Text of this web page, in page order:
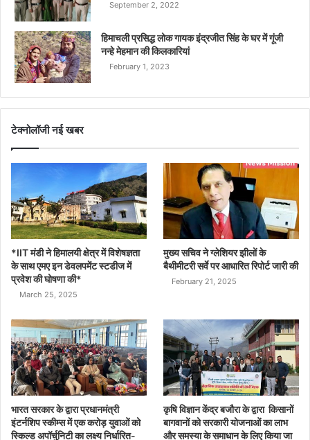
September 2, 2022
हिमाचली प्रसिद्ध लोक गायक इंद्रजीत सिंह के घर में गूंजी
नन्हे मेहमान की किलकारियां
February 1, 2023
टेक्नोलॉजी नई खबर
*IIT मंडी ने हिमालयी क्षेत्र में विशेषज्ञता
के साथ एमए इन डेवलपमेंट स्टडीज में
प्रवेश की घोषणा की*
March 25, 2025
मुख्य सचिव ने ग्लेशियर झीलों के
बैथीमीटरी सर्वे पर आधारित रिपोर्ट जारी की
February 21, 2025
भारत सरकार के द्वारा प्रधानमंत्री
इंटर्नशिप स्कीम्स में एक करोड़ युवाओं को
स्किल्ड अपॉर्चुनिटी का लक्ष्य निर्धारित-
कृषि विज्ञान केंद्र बजौरा के द्वारा किसानों
बागवानों को सरकारी योजनाओं का लाभ
और समस्या के समाधान के लिए किया जा